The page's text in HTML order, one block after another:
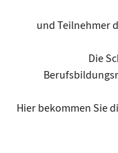
und Teilnehmer
Die
Hier bekommen Sie